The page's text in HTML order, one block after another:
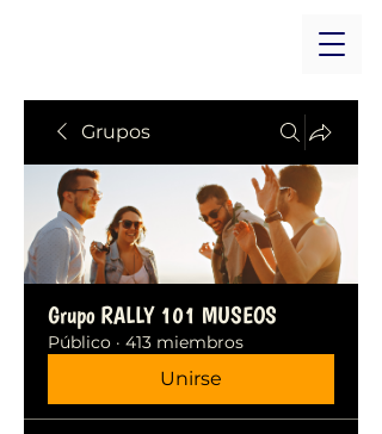
Grupos
Grupo RALLY 101 MUSEOS
Público · 413 miembros
Unirse